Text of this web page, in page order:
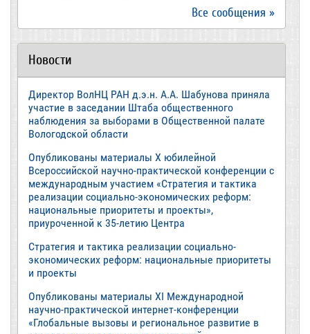
Все сообщения »
Новости
Директор ВолНЦ РАН д.э.н. А.А. Шабунова приняла
участие в заседании Штаба общественного
наблюдения за выборами в Общественной палате
Вологодской области
Опубликованы материалы X юбилейной
Всероссийской научно-практической конференции с
международным участием «Стратегия и тактика
реализации социально-экономических реформ:
национальные приоритеты и проекты»,
приуроченной к 35-летию Центра
Стратегия и тактика реализации социально-
экономических реформ: национальные приоритеты
и проекты
Опубликованы материалы XI Международной
научно-практической интернет-конференции
«Глобальные вызовы и региональное развитие в